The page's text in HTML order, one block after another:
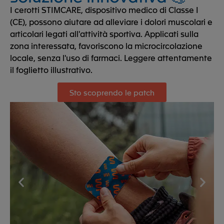
I cerotti STIMCARE, dispositivo medico di Classe I
(CE), possono aiutare ad alleviare i dolori muscolari e
articolari legati all'attività sportiva. Applicati sulla
zona interessata, favoriscono la microcircolazione
locale, senza l'uso di farmaci. Leggere attentamente
il foglietto illustrativo.
Sto scoprendo le patch